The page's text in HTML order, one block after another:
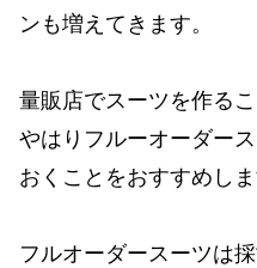
ンも増えてきます。
量販店でスーツを作る
やはりフルーオーダー
おくことをおすすめしま
フルオーダースーツは